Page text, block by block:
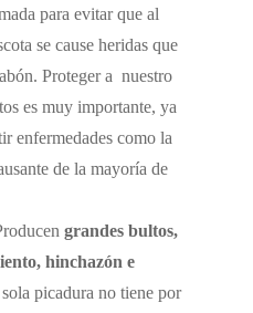
para evitar que al
se cause heridas que
Proteger a nuestro
es muy importante, ya
enfermedades como la
de la mayoría de
grandes bultos,
hinchazón e
picadura no tiene por